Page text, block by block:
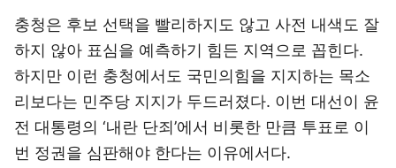
충청은 후보 선택을 빨리하지도 않고 사전 내색도 잘
하지 않아 표심을 예측하기 힘든 지역으로 꼽힌다.
하지만 이런 충청에서도 국민의힘을 지지하는 목소
리보다는 민주당 지지가 두드러졌다. 이번 대선이 윤
전 대통령의 ‘내란 단죄’에서 비롯한 만큼 투표로 이
번 정권을 심판해야 한다는 이유에서다.